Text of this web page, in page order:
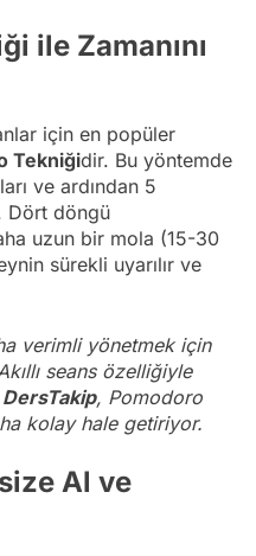
ile Zamanını
için en popüler
Tekniğidir. Bu yöntemde
ve ardından 5
Dört döngü
uzun bir mola (15-30
sürekli uyarılır ve
verimli yönetmek için
seans özelliğiyle
DersTakip, Pomodoro
kolay hale getiriyor.
Al ve